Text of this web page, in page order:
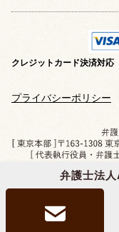
弁護士法
クレジットカード決済対応
プライバシーポリシー
Copyright ©
弁護士法人